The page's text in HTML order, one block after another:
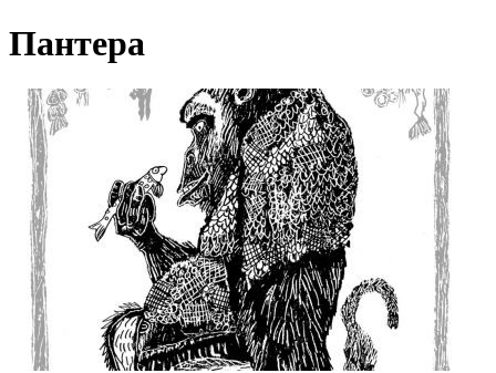
Пантера